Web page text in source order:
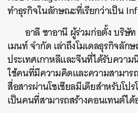
ทำธุรกิจในลักษณะที่เรียกว่าเป็น
อาลี ซาอานี ผู้ร่วมก่อตั้ง บริษั
เมนท์ จำกัด เล่าถึงโมเดลธุรกิจลัก
ประเทศเกาหลีและจีนที่ได้รับควา
ใช้คนที่มีความคิดและความสามาร
สื่อสารผ่านโซเชียลมีเดียสำหรับโป
เป็นคนที่สามารถสร้างคอนเทนต์ไ